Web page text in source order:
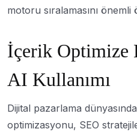
motoru sıralamasını
İçerik Optimize
AI Kullanımı
Dijital pazarlama
optimizasyonu, SEO